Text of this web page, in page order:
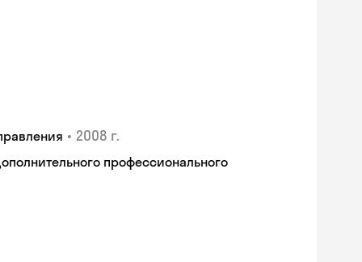
• 2008 г.
профессионального